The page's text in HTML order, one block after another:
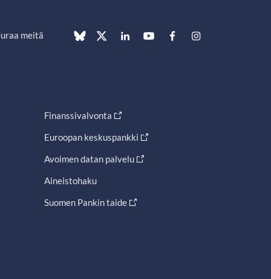
meitä
Finanssivalvonta
Euroopan keskuspankki
Avoimen datan palvelu
Aineistohaku
Suomen Pankin taide